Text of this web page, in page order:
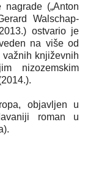
(„Anton
Walschap-
ostvario je
na više od
književnih
nizozemskim
objavljen u
roman u